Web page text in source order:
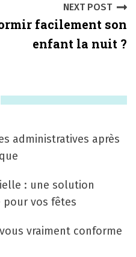
NEXT POST
facilement son
enfant la nuit ?
administratives après
: une solution
vos fêtes
vraiment conforme